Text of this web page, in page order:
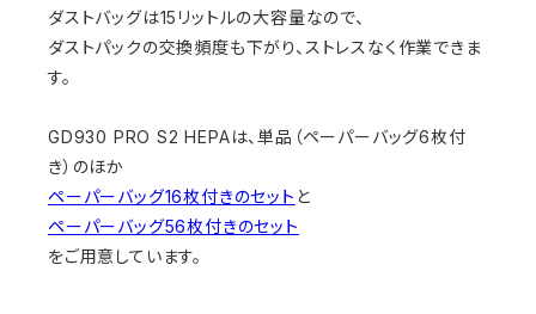
ダストバッグは15リットルの大容量なので、
ダストパックの交換頻度も下がり、ストレスなく作業できま
す。
GD930 PRO S2 HEPAは、単品（ペーパーバッグ6枚付
き）のほか
ペーパーバッグ16枚付きのセット と
ペーパーバッグ56枚付きのセット
をご用意しています。